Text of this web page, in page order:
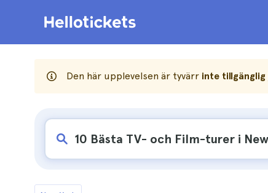
Den här upplevelsen är tyvärr inte tillgänglig